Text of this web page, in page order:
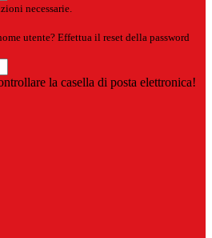
necessarie.
utente? Effettua il reset della password
la casella di posta elettronica!